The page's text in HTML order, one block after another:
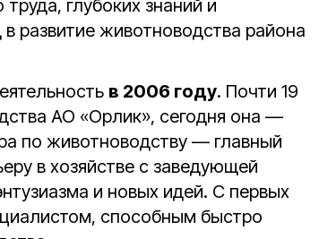
глубоких знаний и
развитие животноводства района
в 2006 году. Почти 19
АО «Орлик», сегодня она —
по животноводству — главный
в хозяйстве с заведующей
и новых идей. С первых
способным быстро